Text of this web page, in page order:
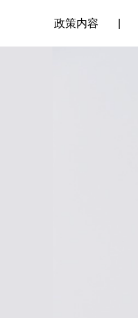
政策内容